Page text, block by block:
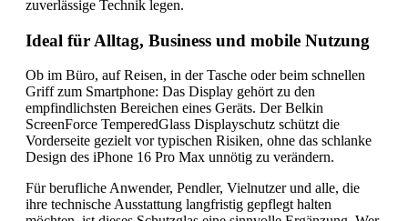
zuverlässige Technik legen.
Ideal für Alltag, Business und mobile Nutzung
Ob im Büro, auf Reisen, in der Tasche oder beim schnellen
Griff zum Smartphone: Das Display gehört zu den
empfindlichsten Bereichen eines Geräts. Der Belkin
ScreenForce TemperedGlass Displayschutz schützt die
Vorderseite gezielt vor typischen Risiken, ohne das schlanke
Design des iPhone 16 Pro Max unnötig zu verändern.
Für berufliche Anwender, Pendler, Vielnutzer und alle, die
ihre technische Ausstattung langfristig gepflegt halten